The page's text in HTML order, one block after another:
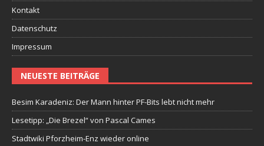
Kontakt
Datenschutz
Impressum
NEUESTE BEITRÄGE
Besim Karadeniz: Der Mann hinter PF-Bits lebt nicht mehr
Lesetipp: „Die Brezel“ von Pascal Cames
Stadtwiki Pforzheim-Enz wieder online